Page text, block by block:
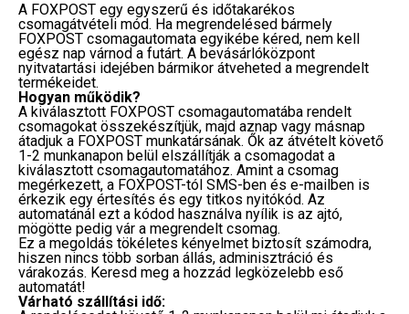
A FOXPOST egy egyszerű és időtakarékos
csomagátvételi mód. Ha megrendelésed bármely
FOXPOST csomagautomata egyikébe kéred, nem kell
egész nap várnod a futárt. A bevásárlóközpont
nyitvatartási idejében bármikor átveheted a megrendelt
termékeidet.
Hogyan működik?
A kiválasztott FOXPOST csomagautomatába rendelt
csomagokat összekészítjük, majd aznap vagy másnap
átadjuk a FOXPOST munkatársának. Ők az átvételt követő
1-2 munkanapon belül elszállítják a csomagodat a
kiválasztott csomagautomatához. Amint a csomag
megérkezett, a FOXPOST-tól SMS-ben és e-mailben is
érkezik egy értesítés és egy titkos nyitókód. Az
automatánál ezt a kódod használva nyílik is az ajtó,
mögötte pedig vár a megrendelt csomag.
Ez a megoldás tökéletes kényelmet biztosít számodra,
hiszen nincs több sorban állás, adminisztráció és
várakozás. Keresd meg a hozzád legközelebb eső
automatát!
Várható szállítási idő: